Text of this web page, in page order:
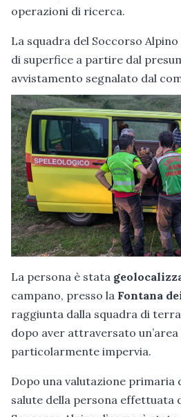
operazioni di ricerca.
La squadra del Soccorso
di superfice a partire dal
avvistamento segnalato dal
La persona è stata
campano, presso la Fontana
raggiunta dalla squadra di
dopo aver attraversato un’area
particolarmente impervia.
Dopo una valutazione primaria
salute della persona effettuata